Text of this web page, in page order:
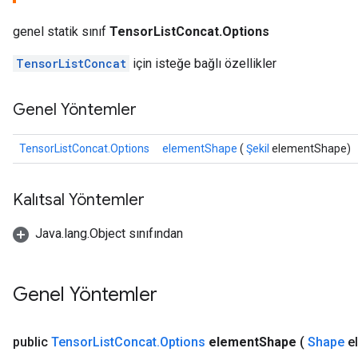
genel statik sınıf TensorListConcat.Options
TensorListConcat için isteğe bağlı özellikler
Genel Yöntemler
TensorListConcat.Options elementShape ( Şekil elementShape)
Kalıtsal Yöntemler
Java.lang.Object sınıfından
Genel Yöntemler
public TensorListConcat.Options elementShape ( Shape